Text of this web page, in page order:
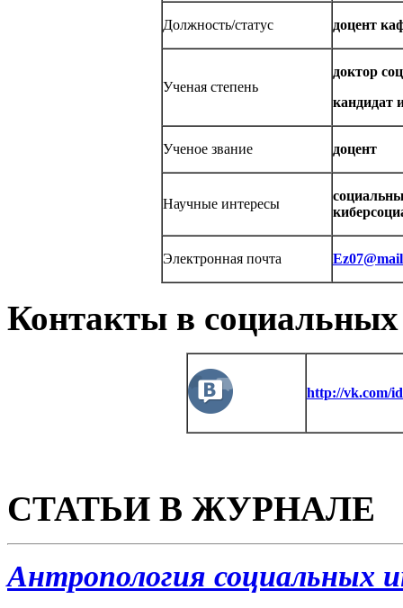
Должность/статус доцент
Ученая степень
доктор
кандидат
Ученое звание доцент
Научные интересы
Электронная почта
Контакты в социальных
http://vk.com/
СТАТЬИ В ЖУРНАЛЕ
Антропология социальных